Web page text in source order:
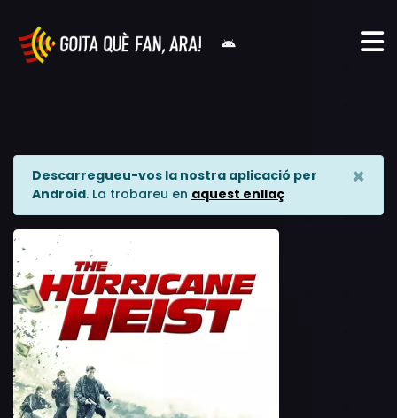
Descarregueu-vos la nostra aplicació per
Android. La trobareu en aquest enllaç
×